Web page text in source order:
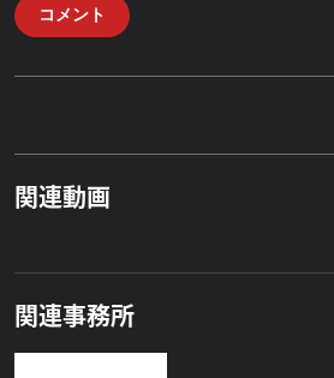
コメント
関連動画
関連事務所